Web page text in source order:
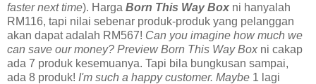
faster next time). Harga Born This Way Box ni hanyalah
RM116, tapi nilai sebenar produk-produk yang pelanggan
akan dapat adalah RM567! Can you imagine how much we
can save our money? Preview Born This Way Box ni cakap
ada 7 produk kesemuanya. Tapi bila bungkusan sampai,
ada 8 produk! I'm such a happy customer. Maybe 1 lagi